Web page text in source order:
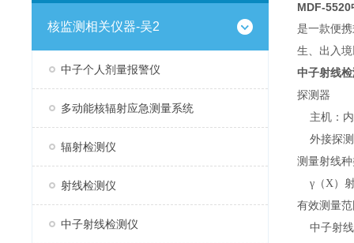
核监测相关仪器-吴2
中子个人剂量报警仪
多动能核辐射应急测量系统
辐射检测仪
射线检测仪
中子射线检测仪
MDF-5520
是一款便
生、出入
中子射线
探测器
主机：内
外接探测
测量射线
γ（X）
有效测量
中子射线